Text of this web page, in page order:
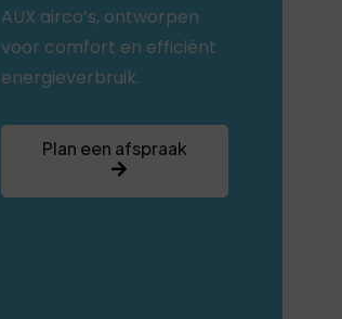
AUX airco’s, ontworpen
voor comfort en efficiënt
energieverbruik.
Plan een afspraak